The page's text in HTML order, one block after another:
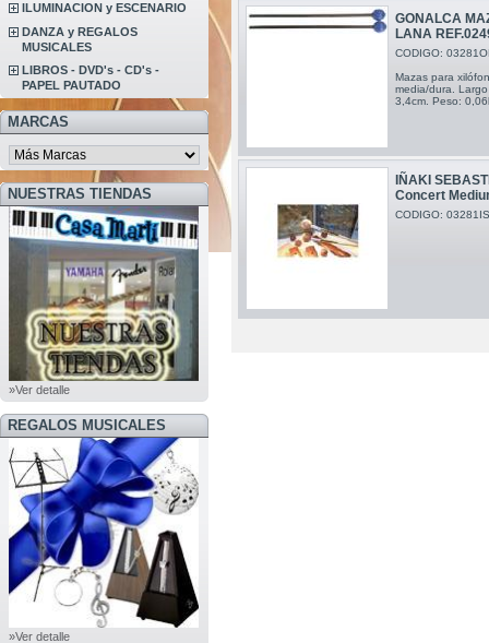
ILUMINACION y ESCENARIO
DANZA y REGALOS
MUSICALES
LIBROS - DVD's - CD's -
PAPEL PAUTADO
MARCAS
NUESTRAS TIENDAS
»Ver detalle
REGALOS MUSICALES
»Ver detalle
GONALCA
LANA
CODIGO:
Mazas para
media/dura.
3,4cm. Peso:
IÑAKI
Concert
CODIGO: